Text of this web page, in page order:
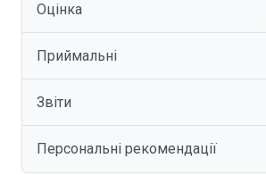
Оцінка
Приймальні
Звіти
Персональні рекомендації